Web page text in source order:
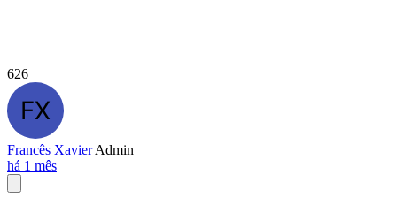
626
Francês XavierAdmin
há 1 mês